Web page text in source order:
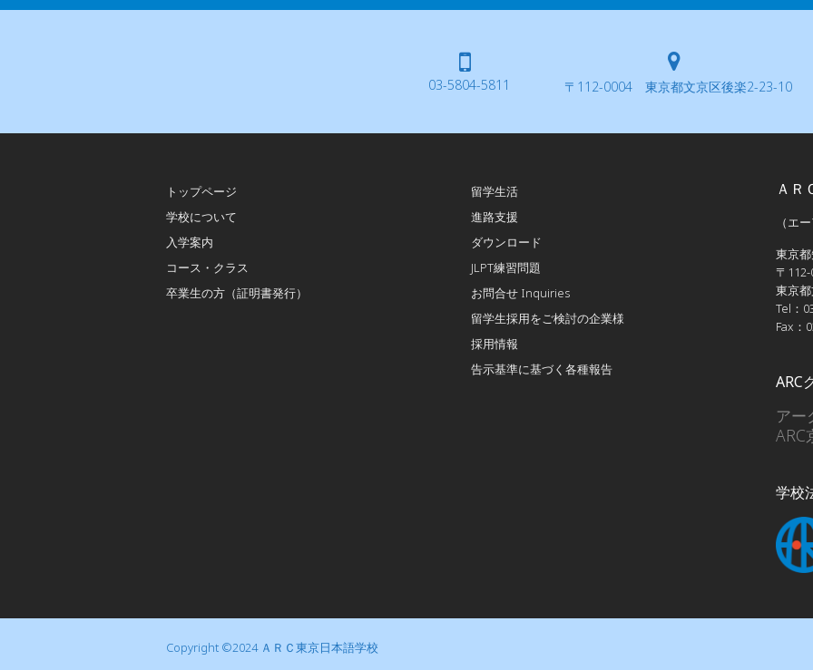
03-5804-5811 〒112-0004 東京都文京区後楽2-23-10
トップページ
学校について
入学案内
コース・クラス
卒業生の方（証明書発行）
留学生活
進路支援
ダウンロード
JLPT練習問題
お問合せ Inquiries
留学生採用をご検討の企業様
採用情報
告示基準に基づく各種報告
ＡＲ
（エ
東京
〒
東京
Tel：
Fax：
ARC
アー
ARC
学校
Copyright ©2024 ＡＲＣ東京日本語学校